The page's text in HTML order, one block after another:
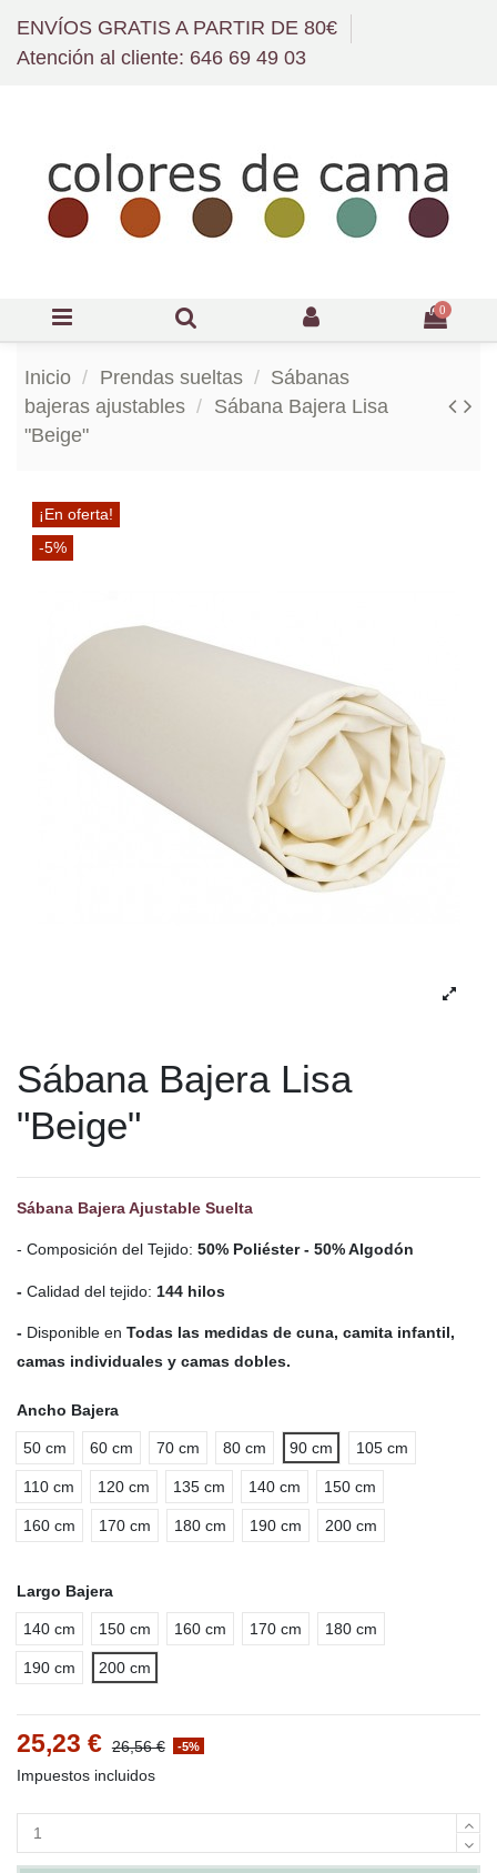
ENVÍOS GRATIS A PARTIR DE 80€
Atención al cliente: 646 69 49 03
0
Inicio Prendas sueltas
Sábanas
bajeras ajustables
Sábana Bajera Lisa
"Beige"
¡En oferta!
-5%
Sábana Bajera Lisa
"Beige"
Sábana Bajera Ajustable Suelta
- Composición del Tejido: 50% Poliéster - 50% Algodón
- Calidad del tejido: 144 hilos
- Disponible en Todas las medidas de cuna, camita infantil,
camas individuales y camas dobles.
Ancho Bajera
50 cm 60 cm 70 cm 80 cm 90 cm 105 cm
110 cm 120 cm 135 cm 140 cm 150 cm
160 cm 170 cm 180 cm 190 cm 200 cm
Largo Bajera
140 cm 150 cm 160 cm 170 cm 180 cm
190 cm 200 cm
25,23 € 26,56 € -5%
Impuestos incluidos